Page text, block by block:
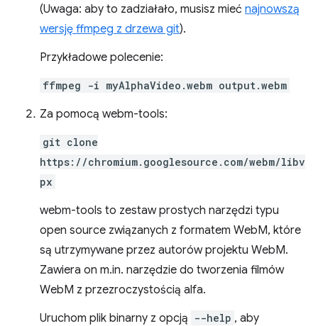
(Uwaga: aby to zadziałało, musisz mieć najnowszą
wersję ffmpeg z drzewa git).
Przykładowe polecenie:
ffmpeg -i myAlphaVideo.webm output.webm
Za pomocą webm-tools:
git clone
https://chromium.googlesource.com/webm/libv
px
webm-tools to zestaw prostych narzędzi typu
open source związanych z formatem WebM, które
są utrzymywane przez autorów projektu WebM.
Zawiera on m.in. narzędzie do tworzenia filmów
WebM z przezroczystością alfa.
Uruchom plik binarny z opcją --help , aby